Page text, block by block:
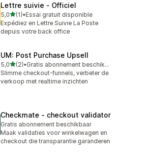
Lettre suivie ‑ Officiel
5,0van 5 sterren
(1)
1 recensies in totaal
•Essai gratuit disponible
Expédiez en Lettre Suivie La Poste
depuis votre back office
UM: Post Purchase Upsell
5,0van 5 sterren
(2)
2 recensies in totaal
•
Gratis abonnement beschikbaar
Slimme checkout-funnels, verbeter de
verkoop met realtime inzichten
Checkmate ‑ checkout validator
Gratis abonnement beschikbaar
Maak validaties voor winkelwagen en
checkout die transparantie garanderen